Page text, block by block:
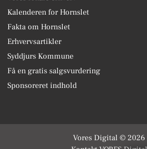
Kalenderen for Hornslet
Fakta om Hornslet
Erhvervsartikler
Syddjurs Kommune
Få en gratis salgsvurdering
Sponsoreret indhold
Vores Digital © 2026